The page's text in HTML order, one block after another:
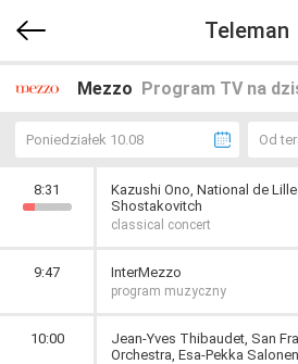
Teleman
Mezzo Program TV na
Poniedziałek 10.08 Od
8:31
Kazushi Ono, National de
Shostakovitch
classical concert
9:47 InterMezzo
program muzyczny
10:00
Jean-Yves Thibaudet, San
Orchestra, Esa-Pekka